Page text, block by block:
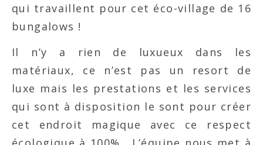
qui travaillent pour cet éco-village de 16
bungalows !
Il n’y a rien de luxueux dans les
matériaux, ce n’est pas un resort de
luxe mais les prestations et les services
qui sont à disposition le sont pour créer
cet endroit magique avec ce respect